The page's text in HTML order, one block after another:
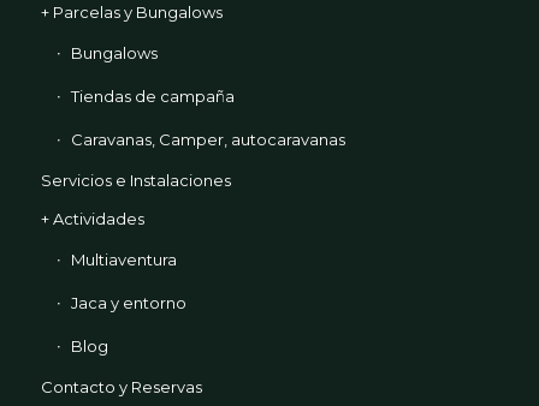
+ Parcelas y Bungalows
Bungalows
Tiendas de campaña
Caravanas, Camper, autocaravanas
Servicios e Instalaciones
+ Actividades
Multiaventura
Jaca y entorno
Blog
Contacto y Reservas